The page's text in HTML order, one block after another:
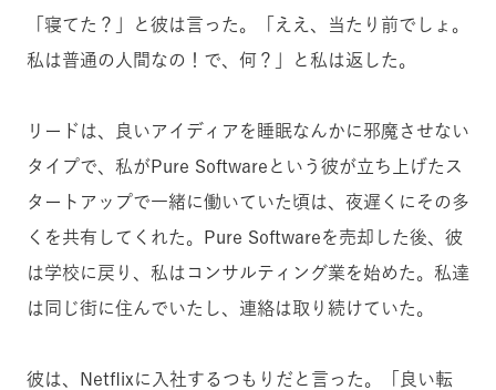
「寝てた？」と彼は言った。「ええ、当たり前でしょ。
私は普通の人間なの！で、何？」と私は返した。
リードは、良いアイディアを睡眠なんかに邪魔させない
タイプで、私がPure Softwareという彼が立ち上げたス
タートアップで一緒に働いていた頃は、夜遅くにその多
くを共有してくれた。Pure Softwareを売却した後、彼
は学校に戻り、私はコンサルティング業を始めた。私達
は同じ街に住んでいたし、連絡は取り続けていた。
彼は、Netflixに入社するつもりだと言った。「良い転